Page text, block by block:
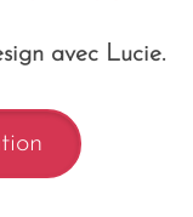
avec Lucie.